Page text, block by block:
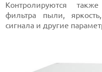
Контролируются
фильтра пыли,
сигнала и другие